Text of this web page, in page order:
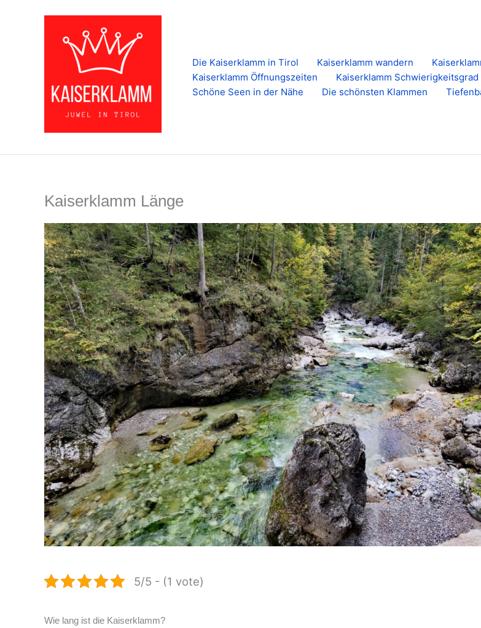
Die Kaiserklamm in Tirol Kaiserklamm wandern
Kaiserklamm Öffnungszeiten
Kaiserklamm Schwierigkeitsgrad
Schöne Seen in der Nähe
Die schönsten Klammen
Kaiserklamm Länge
5/5 - (1 vote)
Wie lang ist die Kaiserklamm?